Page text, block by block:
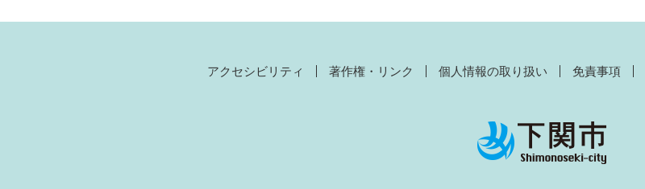
アクセシビリティ 著作権・リンク 個人情報の取り扱い 免責事項